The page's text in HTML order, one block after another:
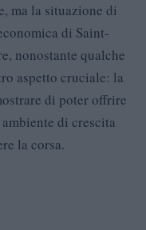
ma la situazione di
di Saint-
nonostante qualche
aspetto cruciale: la
di poter offrire
di crescita
la corsa.